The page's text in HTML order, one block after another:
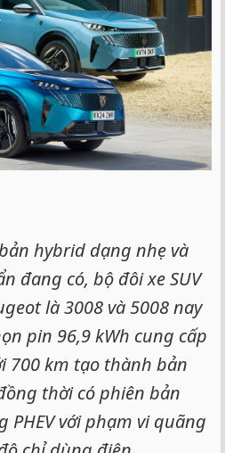
hybrid dạng nhẹ và
đang có, bộ đôi xe SUV
là 3008 và 5008 nay
pin 96,9 kWh cung cấp
700 km tạo thành bản
thời có phiên bản
PHEV với phạm vi quãng